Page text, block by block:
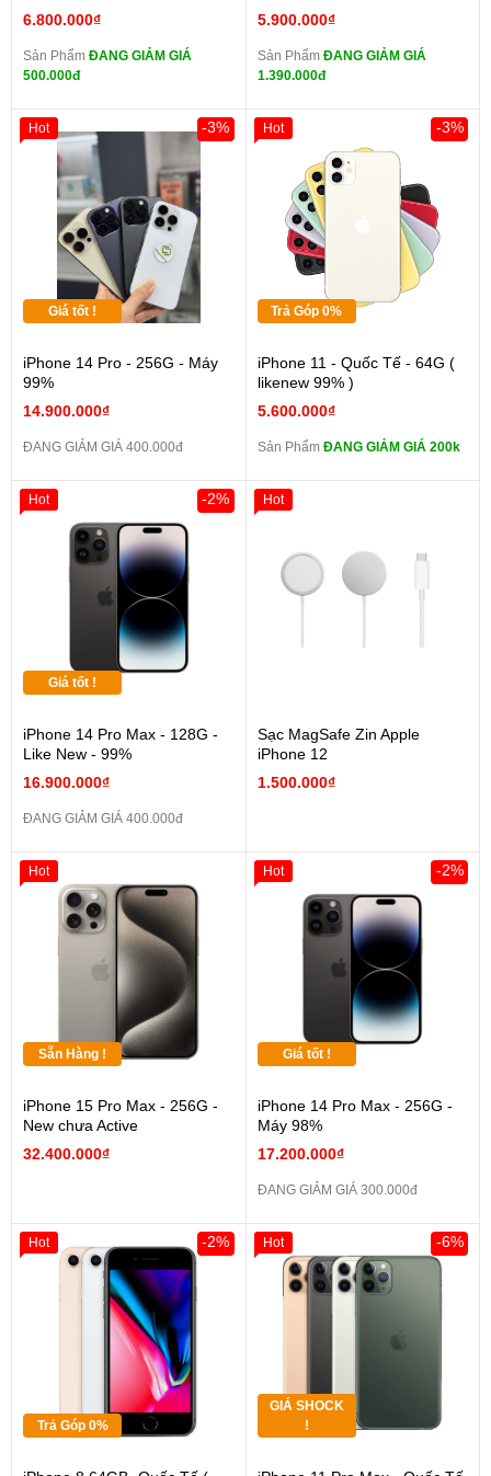
6.800.000₫
Sản Phẩm ĐANG GIẢM GIÁ
500.000đ
5.900.000₫
Sản Phẩm ĐANG GIẢM GIÁ
1.390.000đ
Giá tốt !
iPhone 14 Pro - 256G - Máy
99%
14.900.000₫
-3%
ĐANG GIẢM GIÁ 400.000đ
Hot
Trả Góp 0%
iPhone 11 - Quốc Tế - 64G (
likenew 99% )
5.600.000₫
-3%
Sản Phẩm ĐANG GIẢM GIÁ 200k
Hot
Giá tốt !
iPhone 14 Pro Max - 128G -
Like New - 99%
16.900.000₫
-2%
ĐANG GIẢM GIÁ 400.000đ
Hot
Sạc MagSafe Zin Apple
iPhone 12
1.500.000₫
Hot
Sẵn Hàng !
iPhone 15 Pro Max - 256G -
New chưa Active
32.400.000₫
Hot
Giá tốt !
iPhone 14 Pro Max - 256G -
Máy 98%
17.200.000₫
-2%
ĐANG GIẢM GIÁ 300.000đ
Hot
Trả Góp 0%
-2%
Hot
GIÁ SHOCK
!
-6%
Hot